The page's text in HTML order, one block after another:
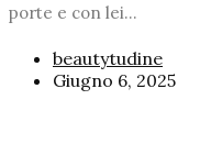
porte e con lei...
beautytudine
Giugno 6, 2025